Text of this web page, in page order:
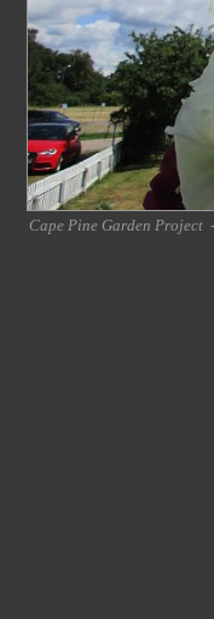
Cape Pine Garden Project -